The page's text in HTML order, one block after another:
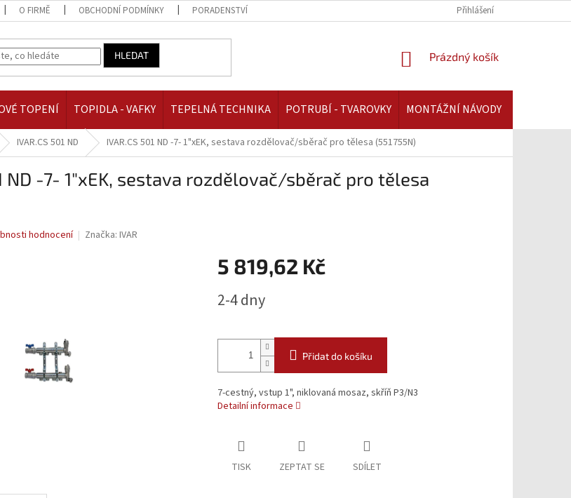
O FIRMĚ OBCHODNÍ PODMÍNKY PORADENSTVÍ PLATBA A DOPRAVA |
Přihlášení
HLEDAT
NÁKUPNÍ
Prázdný košík
TOPENÍ TOPIDLA - VAFKY TEPELNÁ TECHNIKA POTRUBÍ - TVAROVKY MONTÁŽNÍ NÁVODY
IVAR.CS 501 ND IVAR.CS 501 ND -7- 1"xEK, sestava rozdělovač/sběrač pro tělesa (551755N)
ND -7- 1"xEK, sestava rozdělovač/sběrač pro tělesa
hodnocení Značka: IVAR
5 819,62 Kč
cena:
2-4 dny
Přidat do košíku
7-cestný, vstup 1", niklovaná mosaz, skříň P3/N3
Detailní informace
TISK ZEPTAT SE SDÍLET